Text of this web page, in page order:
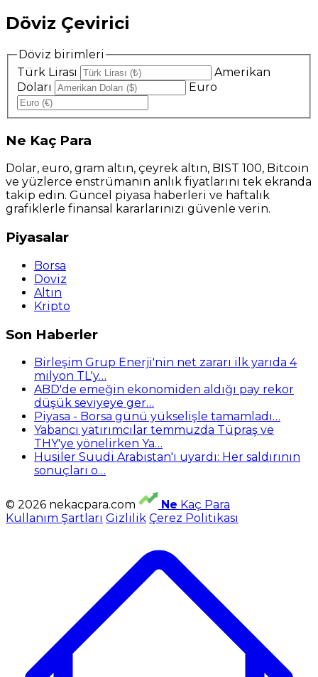
Döviz Çevirici
Döviz birimleri
Türk Lirası
Amerikan
Doları
Euro
Ne Kaç Para
Dolar, euro, gram altın, çeyrek altın, BIST 100, Bitcoin
ve yüzlerce enstrümanın anlık fiyatlarını tek ekranda
takip edin. Güncel piyasa haberleri ve haftalık
grafiklerle finansal kararlarınızı güvenle verin.
Piyasalar
Borsa
Döviz
Altın
Kripto
Son Haberler
Birleşim Grup Enerji'nin net zararı ilk yarıda 4
milyon TL'y…
ABD'de emeğin ekonomiden aldığı pay rekor
düşük seviyeye ger…
Piyasa - Borsa günü yükselişle tamamladı…
Yabancı yatırımcılar temmuzda Tüpraş ve
THY'ye yönelirken Ya…
Husiler Suudi Arabistan'ı uyardı: Her saldırının
sonuçları o…
© 2026 nekacpara.com Ne Kaç Para
Kullanım Şartları Gizlilik Çerez Politikası